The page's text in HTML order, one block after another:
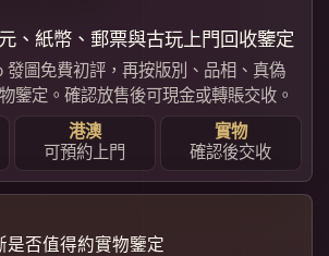
、紙幣、郵票與古玩上門回收鑒定
圖免費初評，再按版別、品相、真偽
鑒定。確認放售後可現金或轉賬交收。
港澳
可預約上門
實物
確認後交收
是否值得約實物鑒定